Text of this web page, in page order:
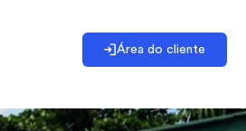
Área do cliente